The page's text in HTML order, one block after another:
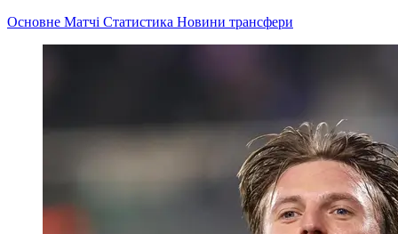
Основне Матчі Статистика Новини трансфери